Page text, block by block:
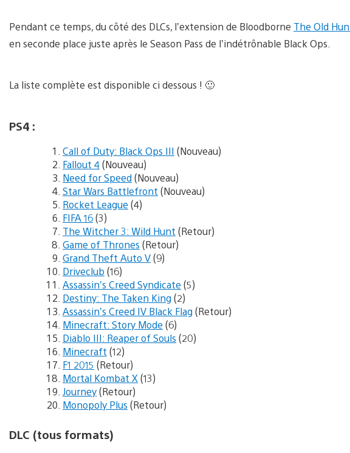
Pendant ce temps, du côté des DLCs, l’extension de Bloodborne The Old
en seconde place juste après le Season Pass de l’indétrônable Black Ops.
La liste complète est disponible ci dessous ! 🙂
PS4 :
Call of Duty: Black Ops III (Nouveau)
Fallout 4(Nouveau)
Need for Speed (Nouveau)
Star Wars Battlefront (Nouveau)
Rocket League (4)
FIFA 16(3)
The Witcher 3: Wild Hunt (Retour)
Game of Thrones (Retour)
Grand Theft Auto V(9)
Driveclub (16)
Assassin’s Creed Syndicate (5)
Destiny: The Taken King (2)
Assassin’s Creed IV Black Flag (Retour)
Minecraft: Story Mode (6)
Diablo III: Reaper of Souls (20)
Minecraft (12)
F1 2015 (Retour)
Mortal Kombat X(13)
Journey(Retour)
Monopoly Plus (Retour)
DLC (tous formats)